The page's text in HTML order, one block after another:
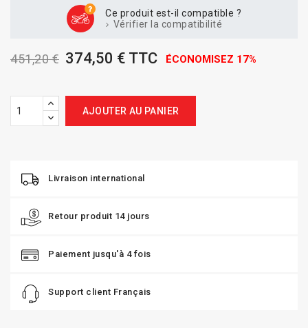
Ce produit est-il compatible ?
Vérifier la compatibilité
451,20 € 374,50 € TTC ÉCONOMISEZ 17%
AJOUTER AU PANIER
Livraison international
Retour produit 14 jours
Paiement jusqu'à 4 fois
Support client Français